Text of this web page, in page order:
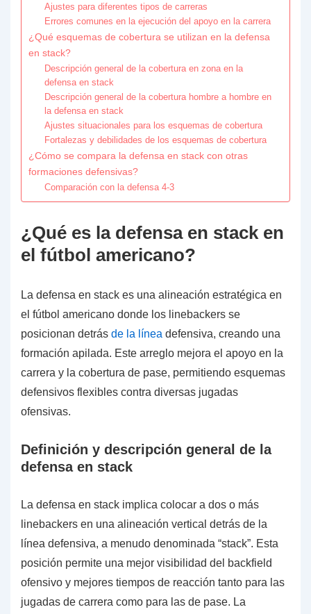
Ajustes para diferentes tipos de carreras
Errores comunes en la ejecución del apoyo en la carrera
¿Qué esquemas de cobertura se utilizan en la defensa
en stack?
Descripción general de la cobertura en zona en la
defensa en stack
Descripción general de la cobertura hombre a hombre en
la defensa en stack
Ajustes situacionales para los esquemas de cobertura
Fortalezas y debilidades de los esquemas de cobertura
¿Cómo se compara la defensa en stack con otras
formaciones defensivas?
Comparación con la defensa 4-3
¿Qué es la defensa en stack en
el fútbol americano?
La defensa en stack es una alineación estratégica en
el fútbol americano donde los linebackers se
posicionan detrás de la línea defensiva, creando una
formación apilada. Este arreglo mejora el apoyo en la
carrera y la cobertura de pase, permitiendo esquemas
defensivos flexibles contra diversas jugadas
ofensivas.
Definición y descripción general de la
defensa en stack
La defensa en stack implica colocar a dos o más
linebackers en una alineación vertical detrás de la
línea defensiva, a menudo denominada “stack”. Esta
posición permite una mejor visibilidad del backfield
ofensivo y mejores tiempos de reacción tanto para las
jugadas de carrera como para las de pase. La